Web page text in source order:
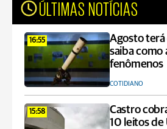
ÚLTIMAS NOTÍCIAS
16:55
Agosto terá
saiba como
fenômenos
COTIDIANO
15:58
Castro
10 leitos de